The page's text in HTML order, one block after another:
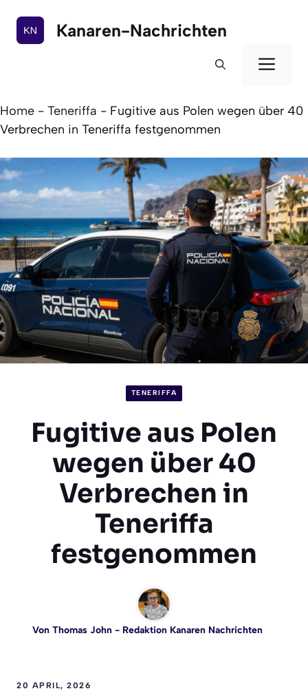
Inhalt
springen
Kanaren-Nachrichten
Home - Teneriffa - Fugitive aus Polen wegen über 40
Verbrechen in Teneriffa festgenommen
TENERIFFA
Fugitive aus Polen
wegen über 40
Verbrechen in
Teneriffa
festgenommen
Von Thomas John- Redaktion Kanaren Nachrichten
20 APRIL, 2026